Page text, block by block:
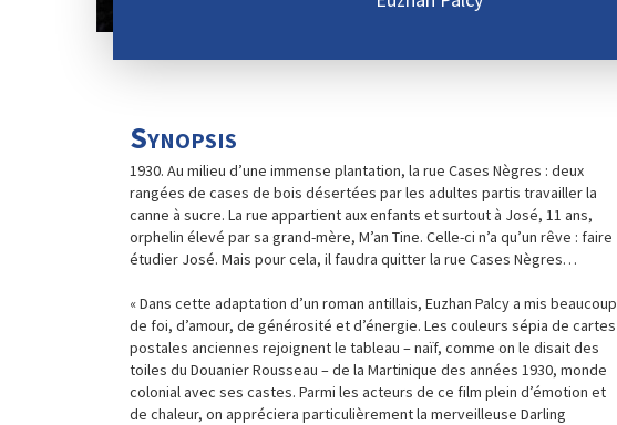
Synopsis
1930. Au milieu d’une immense plantation, la rue Cases Nègres : deux
rangées de cases de bois désertées par les adultes partis travailler la
canne à sucre. La rue appartient aux enfants et surtout à José, 11 ans,
orphelin élevé par sa grand-mère, M’an Tine. Celle-ci n’a qu’un rêve : faire
étudier José. Mais pour cela, il faudra quitter la rue Cases Nègres…
« Dans cette adaptation d’un roman antillais, Euzhan Palcy a mis beaucoup
de foi, d’amour, de générosité et d’énergie. Les couleurs sépia de cartes
postales anciennes rejoignent le tableau – naïf, comme on le disait des
toiles du Douanier Rousseau – de la Martinique des années 1930, monde
colonial avec ses castes. Parmi les acteurs de ce film plein d’émotion et
de chaleur, on appréciera particulièrement la merveilleuse Darling